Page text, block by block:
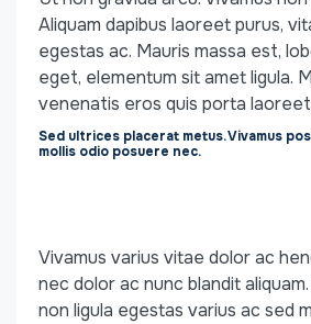
Aliquam dapibus laoreet purus,
egestas ac. Mauris massa est,
eget, elementum sit amet ligula.
venenatis eros quis porta
Sed ultrices placerat metus. Vivamus
mollis odio posuere nec.
Vivamus varius vitae dolor ac
nec dolor ac nunc blandit
non ligula egestas varius ac sed